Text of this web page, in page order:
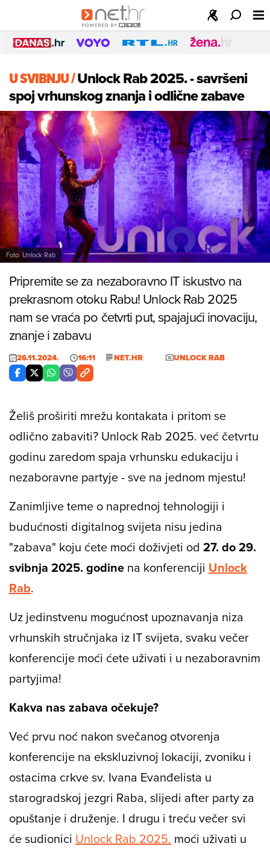
U SVIBNJU/Unlock Rab 2025. - savršeni
spoj vrhunskog znanja i odlične zabave
Foto: Unlock Rab
Pripremite se za nezaboravno IT iskustvo na
prekrasnom otoku Rabu! Unlock Rab 2025
nam se vraća po četvrti put, spajajući inovaciju,
znanje i zabavu
26.11.2024. 16:11 NET.HR UNLOCK RAB
Želiš proširiti mrežu kontakata i pritom se
odlično zabaviti? Unlock Rab 2025. već četvrtu
godinu zaredom spaja vrhunsku edukaciju i
nezaboravne partyje - sve na jednom mjestu!
Zanimljive teme o naprednoj tehnologiji i
budućnosti digitalnog svijeta nisu jedina
"zabava" koju ćete moći doživjeti od 27. do 29.
svibnja 2025. godine na konferenciji Unlock
Rab.
Uz jedinstvenu mogućnost upoznavanja niza
vrhunskih stručnjaka iz IT svijeta, svaku večer
konferencije moći ćete uživati i u nezaboravnim
partyjima!
Kakva nas zabava očekuje?
Već prvu noć nakon svečanog otvorenja
konferencije na ekskluzivnoj lokaciji, zvoniku i
ostacima crkve sv. Ivana Evanđelista u
starogradskoj jezgri Raba, slijedi after party za
opuštanje i druženje. I drugu i treću večer svi
će sudionici Unlock Rab 2025. moći uživati u